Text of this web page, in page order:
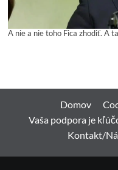
A nie a nie toho Fica zhodiť. A
Domov
Vaša podpora je
Kontakt/